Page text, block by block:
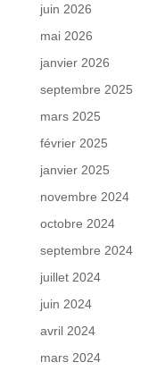
juin 2026
mai 2026
janvier 2026
septembre 2025
mars 2025
février 2025
janvier 2025
novembre 2024
octobre 2024
septembre 2024
juillet 2024
juin 2024
avril 2024
mars 2024